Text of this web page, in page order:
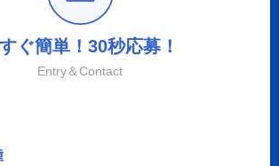
ぐ簡単！30秒応募！
Entry＆Contact